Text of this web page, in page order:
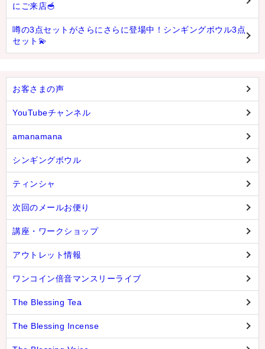
にご来店🥣
噂の3点セットがさらにさらに登場中！シンギングボウル3点
セット💫
お客さまの声
YouTubeチャンネル
amanamana
シンギングボウル
ティンシャ
次回のメールお便り
講座・ワークショップ
アウトレット情報
ワンコイン倍音マンスリーライブ
The Blessing Tea
The Blessing Incense